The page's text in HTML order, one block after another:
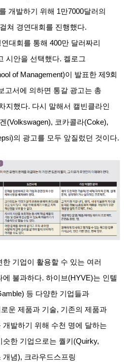
개발하기 위해 1만7000달러의
쳐 경연대회를 진행했다.
대회를 통해 400만 달러짜리
시안을 선택했다. 켈로그
of Management)이 발표한 제9회
고서에 의하면 통갈 광고는 총
지했다. 다시 말해서 캘빈클라인
(Volkswagen), 코카콜라(Coke),
의 광고를 모두 앞질렀던 것이다.
기업이 활용할 수 있는 여러
에 불과하다.하이브(HYVE)는 인텔
등 다양한 기업들과
운 제품과 기술, 기존의 제품과
발하기 위해 수천 명에 달하는
슷한 기업으로는 퀄키 (Quirky,
개념), 크라우드스프링